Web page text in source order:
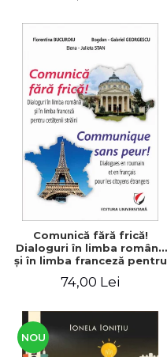
Comunică fără frică!
Dialoguri în limba română
şi în limba franceză pentru
străini/Communique sans
roumain et en français
pour les citoyens
étrangers
74,00 Lei
NOU